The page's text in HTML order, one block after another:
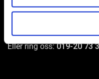
Undrar du över något?
Mejla oss:info@wer.se
Eller ring oss:019-20 73